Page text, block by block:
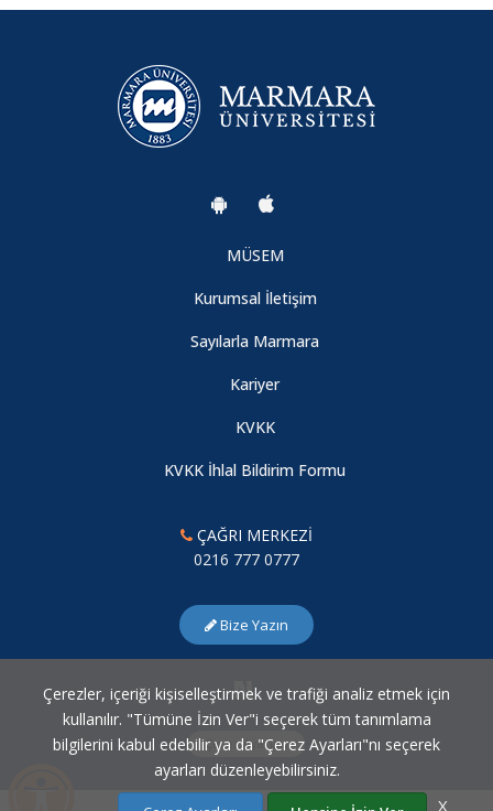
MÜSEM
Kurumsal İletişim
Sayılarla Marmara
Kariyer
KVKK
KVKK İhlal Bildirim Formu
ÇAĞRI MERKEZİ
0216 777 0777
Bize Yazın
Çerez Ayarları
Çerezler, içeriği kişiselleştirmek ve trafiği analiz etmek için
kullanılır. "Tümüne İzin Ver"i seçerek tüm tanımlama
bilgilerini kabul edebilir ya da "Çerez Ayarları"nı seçerek
ayarları düzenleyebilirsiniz.
X